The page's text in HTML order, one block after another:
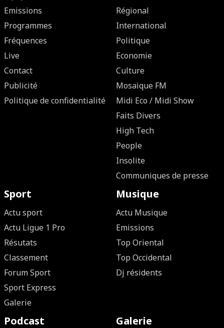
Emissions
Programmes
Fréquences
Live
Contact
Publicité
Politique de confidentialité
Régional
International
Politique
Economie
Culture
Mosaique FM
Midi Eco / Midi Show
Faits Divers
High Tech
People
Insolite
Communiques de presse
Sport
Actu sport
Actu Ligue 1 Pro
Résutats
Classement
Forum Sport
Sport Express
Galerie
Musique
Actu Musique
Emissions
Top Oriental
Top Occidental
Dj résidents
Podcast Galerie